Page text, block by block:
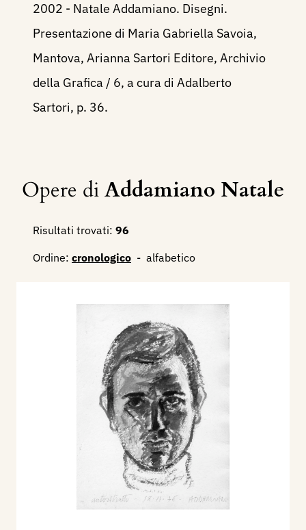
2002 - Natale Addamiano. Disegni.
Presentazione di Maria Gabriella Savoia,
Mantova, Arianna Sartori Editore, Archivio
della Grafica / 6, a cura di Adalberto
Sartori, p. 36.
Opere diAddamiano Natale
Risultati trovati: 96
Ordine: cronologico - alfabetico